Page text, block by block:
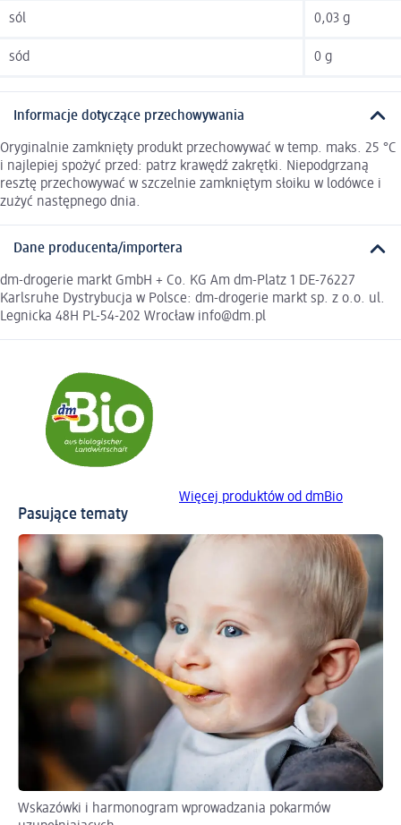
sól 0,03 g
sód 0 g
Informacje dotyczące przechowywania
Oryginalnie zamknięty produkt przechowywać w temp. maks. 25 °C
i najlepiej spożyć przed: patrz krawędź zakrętki. Niepodgrzaną
resztę przechowywać w szczelnie zamkniętym słoiku w lodówce i
zużyć następnego dnia.
Dane producenta/importera
dm-drogerie markt GmbH + Co. KG Am dm-Platz 1 DE-76227
Karlsruhe Dystrybucja w Polsce: dm-drogerie markt sp. z o.o. ul.
Legnicka 48H PL-54-202 Wrocław info@dm.pl
Więcej produktów od dmBio
Pasujące tematy
Wskazówki i harmonogram wprowadzania pokarmów